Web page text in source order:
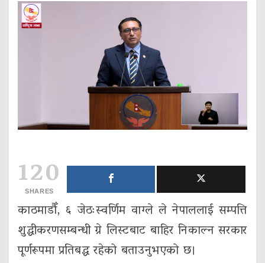
120
SHARES
काठमाडौँ, ६ जेठःस्वर्णिम वाग्ले ले नेपाललाई सम्पत्ति
शुद्धीकरणसम्बन्धी ग्रे लिस्टबाट बाहिर निकाल्न सरकार
पूर्णरूपमा प्रतिबद्ध रहेको बताउनुभएको छ।